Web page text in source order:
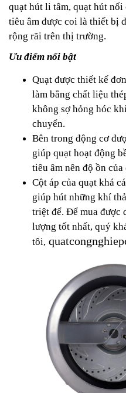
quạt hút li tâm, quạt hút
tiêu âm được coi là thiết bị
rộng rãi trên thị trường.
Ưu điểm nổi bật
Quạt được thiết kế
làm bằng chất liệu
không sợ hỏng hóc
chuyển.
Bên trong động cơ
giúp quạt hoạt động
tiêu âm nên độ ồn của
Cột áp của quạt khá
giúp hút những khí
triệt để. Để mua được
lượng tốt nhất, quý
tôi,